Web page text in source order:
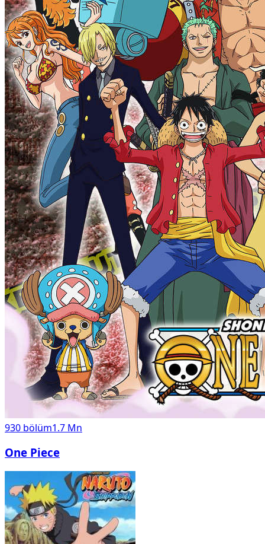
930 bölüm1.7 Mn
One Piece